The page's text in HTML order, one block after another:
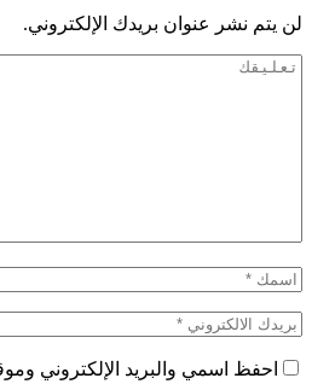
لن يتم نشر عنوان بريدك الإلكتروني.
احفظ اسمي والبريد الإلكتروني